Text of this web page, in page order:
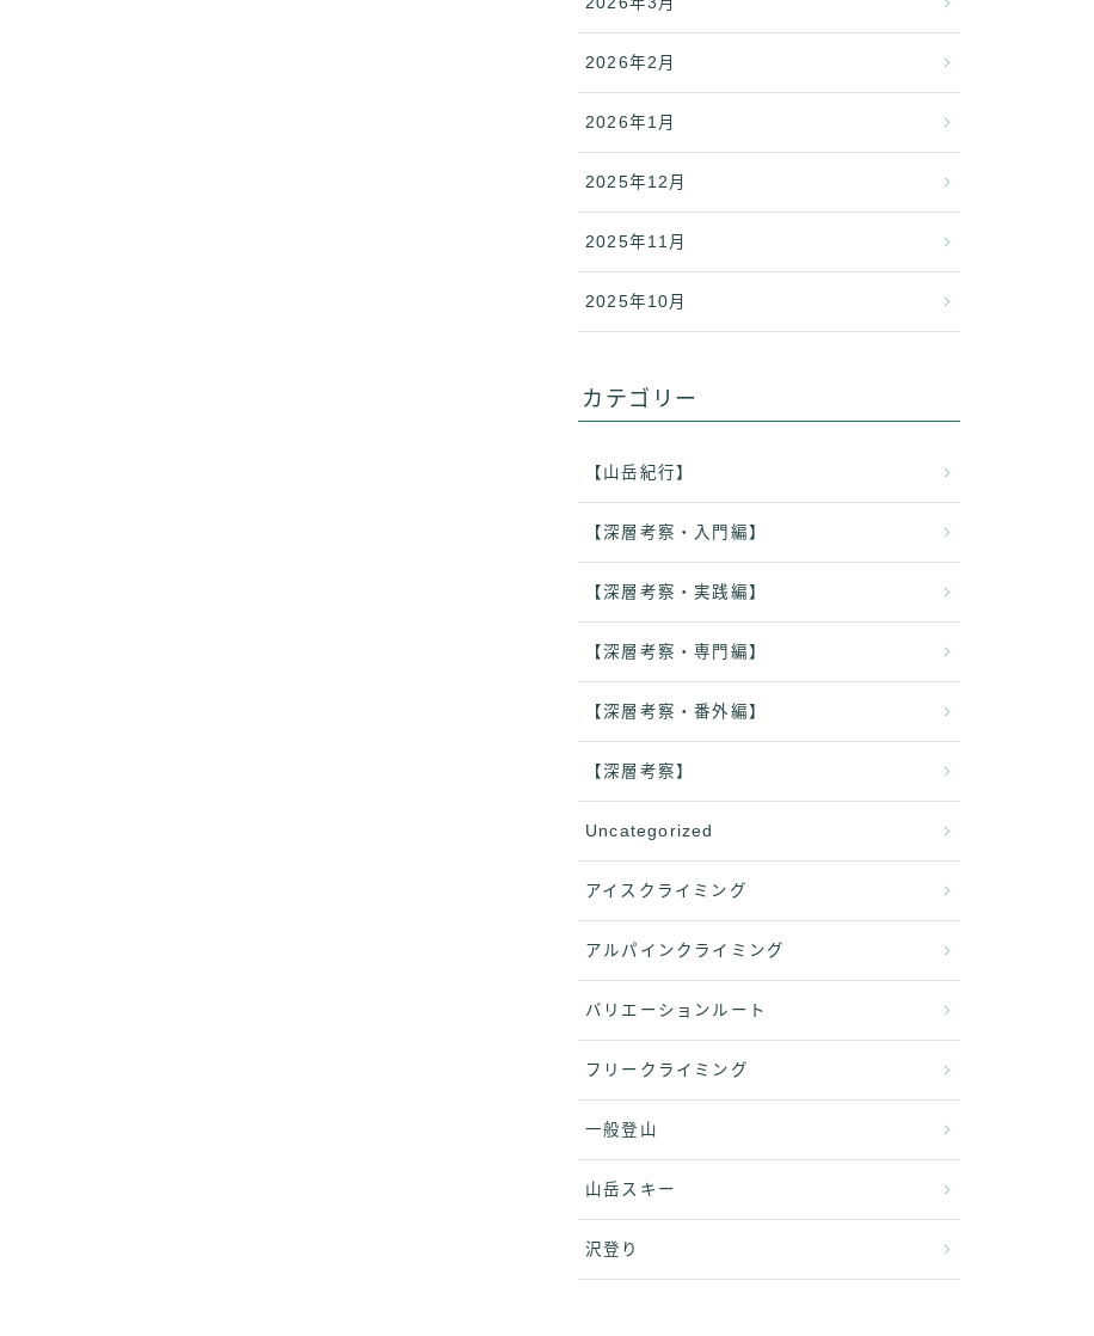
2026年2月
2026年1月
2025年12月
2025年11月
2025年10月
カテゴリー
【山岳紀行】
【深層考察・入門編】
【深層考察・実践編】
【深層考察・専門編】
【深層考察・番外編】
【深層考察】
Uncategorized
アイスクライミング
アルパインクライミング
バリエーションルート
フリークライミング
一般登山
山岳スキー
沢登り